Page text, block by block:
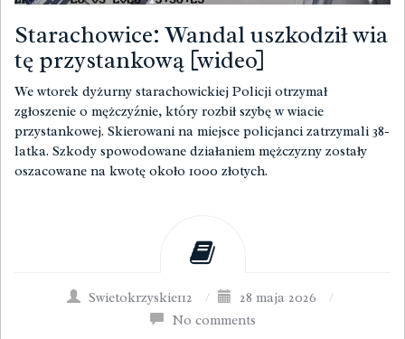
Starachowice: Wandal uszkodził wia
tę przystankową [wideo]
We wtorek dyżurny starachowickiej Policji otrzymał
zgłoszenie o mężczyźnie, który rozbił szybę w wiacie
przystankowej. Skierowani na miejsce policjanci zatrzymali 38-
latka. Szkody spowodowane działaniem mężczyzny zostały
oszacowane na kwotę około 1000 złotych.
Swietokrzyskie112 / 28 maja 2026
/
No comments